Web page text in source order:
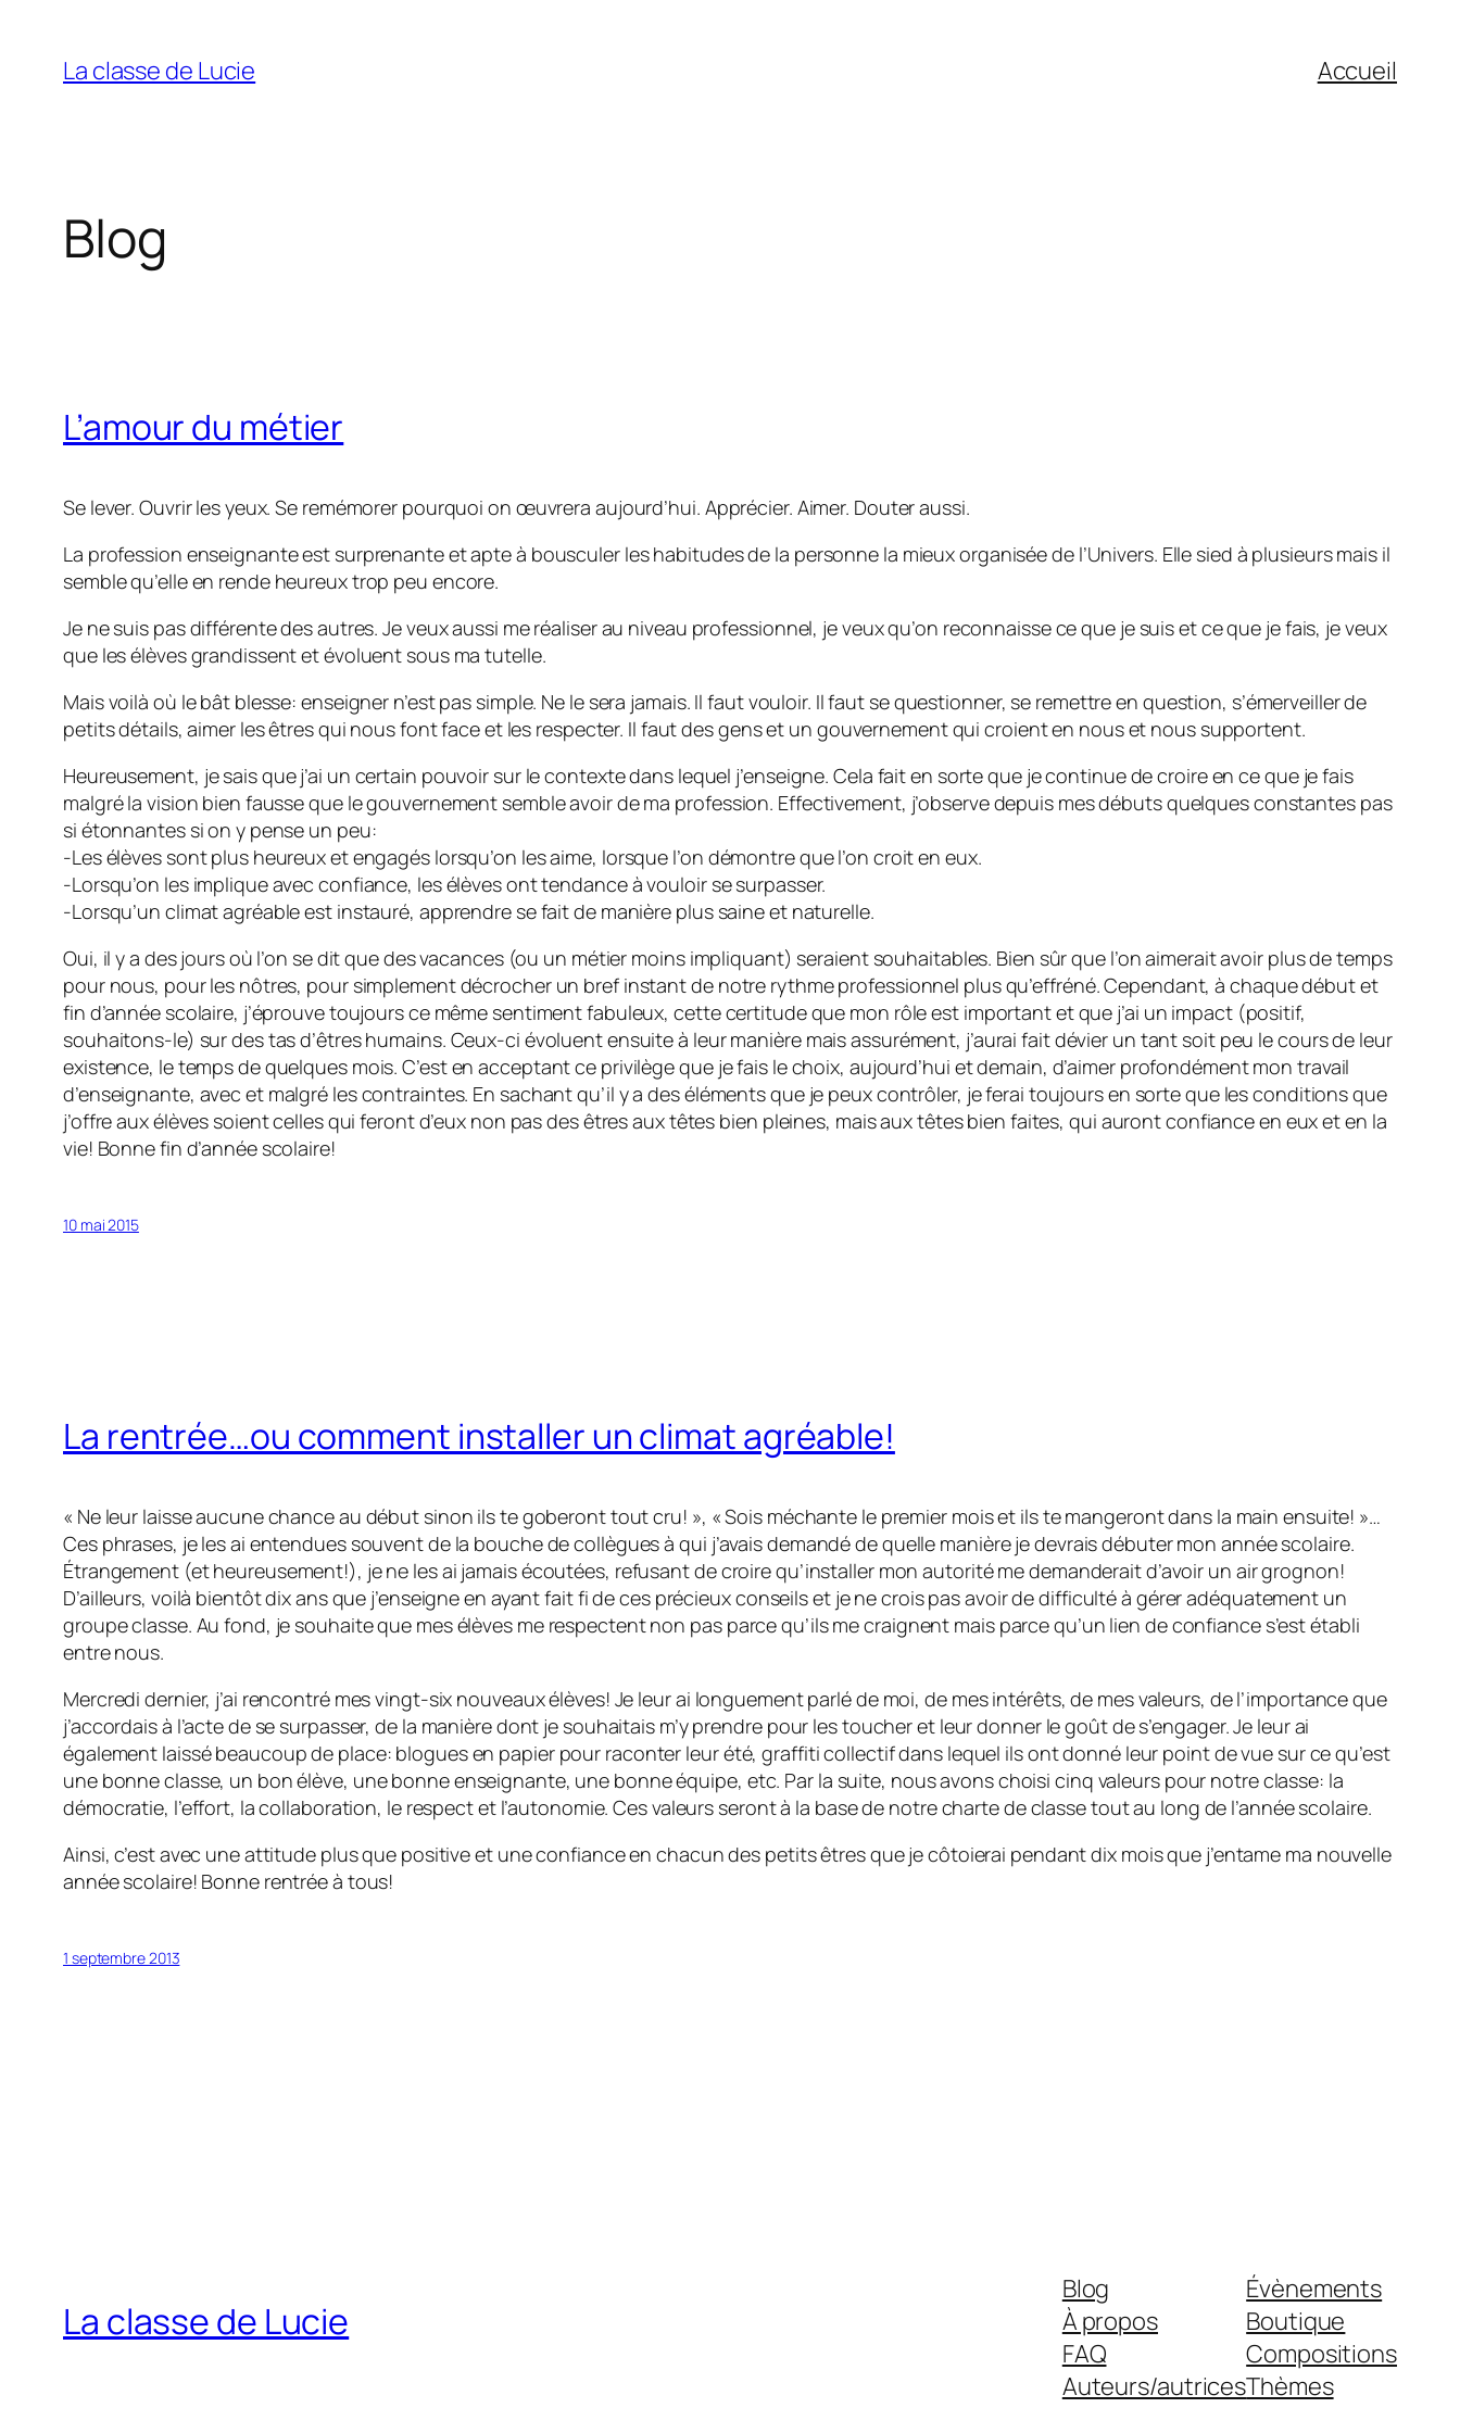
contenu
La classe de Lucie Accueil
Blog
L’amour du métier
Se lever. Ouvrir les yeux. Se remémorer pourquoi on œuvrera aujourd’hui. Apprécier. Aimer. Douter aussi.
La profession enseignante est surprenante et apte à bousculer les habitudes de la personne la mieux organisée de l’Univers. Elle sied à plusieurs mais il
semble qu’elle en rende heureux trop peu encore.
Je ne suis pas différente des autres. Je veux aussi me réaliser au niveau professionnel, je veux qu’on reconnaisse ce que je suis et ce que je fais, je veux
que les élèves grandissent et évoluent sous ma tutelle.
Mais voilà où le bât blesse: enseigner n’est pas simple. Ne le sera jamais. Il faut vouloir. Il faut se questionner, se remettre en question, s’émerveiller de
petits détails, aimer les êtres qui nous font face et les respecter. Il faut des gens et un gouvernement qui croient en nous et nous supportent.
Heureusement, je sais que j’ai un certain pouvoir sur le contexte dans lequel j’enseigne. Cela fait en sorte que je continue de croire en ce que je fais
malgré la vision bien fausse que le gouvernement semble avoir de ma profession. Effectivement, j’observe depuis mes débuts quelques constantes pas
si étonnantes si on y pense un peu:
-Les élèves sont plus heureux et engagés lorsqu’on les aime, lorsque l’on démontre que l’on croit en eux.
-Lorsqu’on les implique avec confiance, les élèves ont tendance à vouloir se surpasser.
-Lorsqu’un climat agréable est instauré, apprendre se fait de manière plus saine et naturelle.
Oui, il y a des jours où l’on se dit que des vacances (ou un métier moins impliquant) seraient souhaitables. Bien sûr que l’on aimerait avoir plus de temps
pour nous, pour les nôtres, pour simplement décrocher un bref instant de notre rythme professionnel plus qu’effréné. Cependant, à chaque début et
fin d’année scolaire, j’éprouve toujours ce même sentiment fabuleux, cette certitude que mon rôle est important et que j’ai un impact (positif,
souhaitons-le) sur des tas d’êtres humains. Ceux-ci évoluent ensuite à leur manière mais assurément, j’aurai fait dévier un tant soit peu le cours de leur
existence, le temps de quelques mois. C’est en acceptant ce privilège que je fais le choix, aujourd’hui et demain, d’aimer profondément mon travail
d’enseignante, avec et malgré les contraintes. En sachant qu’il y a des éléments que je peux contrôler, je ferai toujours en sorte que les conditions que
j’offre aux élèves soient celles qui feront d’eux non pas des êtres aux têtes bien pleines, mais aux têtes bien faites, qui auront confiance en eux et en la
vie! Bonne fin d’année scolaire!
10 mai 2015
La rentrée…ou comment installer un climat agréable!
« Ne leur laisse aucune chance au début sinon ils te goberont tout cru! », « Sois méchante le premier mois et ils te mangeront dans la main ensuite! »…
Ces phrases, je les ai entendues souvent de la bouche de collègues à qui j’avais demandé de quelle manière je devrais débuter mon année scolaire.
Étrangement (et heureusement!), je ne les ai jamais écoutées, refusant de croire qu’installer mon autorité me demanderait d’avoir un air grognon!
D’ailleurs, voilà bientôt dix ans que j’enseigne en ayant fait fi de ces précieux conseils et je ne crois pas avoir de difficulté à gérer adéquatement un
groupe classe. Au fond, je souhaite que mes élèves me respectent non pas parce qu’ils me craignent mais parce qu’un lien de confiance s’est établi
entre nous.
Mercredi dernier, j’ai rencontré mes vingt-six nouveaux élèves! Je leur ai longuement parlé de moi, de mes intérêts, de mes valeurs, de l’importance que
j’accordais à l’acte de se surpasser, de la manière dont je souhaitais m’y prendre pour les toucher et leur donner le goût de s’engager. Je leur ai
également laissé beaucoup de place: blogues en papier pour raconter leur été, graffiti collectif dans lequel ils ont donné leur point de vue sur ce qu’est
une bonne classe, un bon élève, une bonne enseignante, une bonne équipe, etc. Par la suite, nous avons choisi cinq valeurs pour notre classe: la
démocratie, l’effort, la collaboration, le respect et l’autonomie. Ces valeurs seront à la base de notre charte de classe tout au long de l’année scolaire.
Ainsi, c’est avec une attitude plus que positive et une confiance en chacun des petits êtres que je côtoierai pendant dix mois que j’entame ma nouvelle
année scolaire! Bonne rentrée à tous!
1 septembre 2013
La classe de Lucie
Blog
À propos
FAQ
Auteurs/autrices
Évènements
Boutique
Compositions
Thèmes